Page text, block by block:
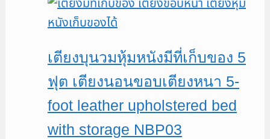
฿19,900.
เตียงบุนวมหุ้มหนังมีที่เก็บของ 5
ฟุต เตียงนอนขอบเตียงหนา 5-
foot leather upholstered bed
with storage NBP03